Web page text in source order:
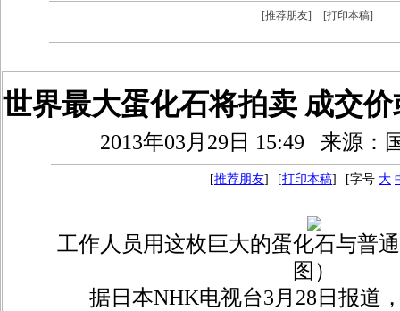
[推荐朋友] [打印本稿]
世界最大蛋化石将拍卖 成交
2013年03月29日 15:49 来源：
[推荐朋友] [打印本稿] [字号 大
工作人员用这枚巨大的蛋化石与普
图）
据日本NHK电视台3月28日报道